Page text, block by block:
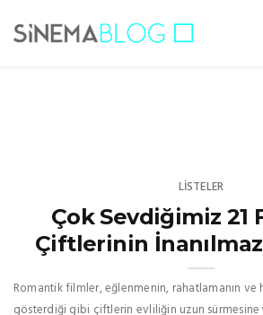
LISTELER
Çok Sevdiğimiz 21
Çiftlerinin
Romantik filmler, eğlenmenin, rahatlamanın ve
gösterdiği gibi çiftlerin evliliğin uzun sürmesine